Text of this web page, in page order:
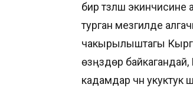
бир түзүлүш
турган мезгилде
чакырылыштагы
өзүңүздөр
кадамдар үчүн